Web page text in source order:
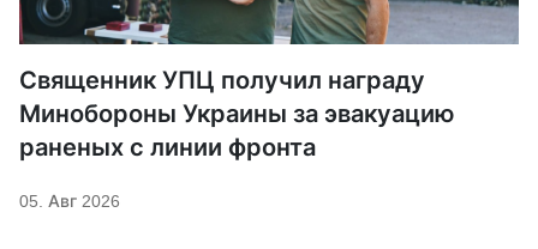
Священник УПЦ получил награду
Минобороны Украины за эвакуацию
раненых с линии фронта
05. Авг 2026